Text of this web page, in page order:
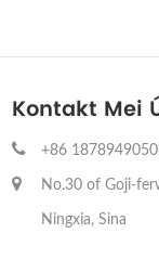
Kontakt Mei
+86
No.30 of Goji-
Ningxia, Sina